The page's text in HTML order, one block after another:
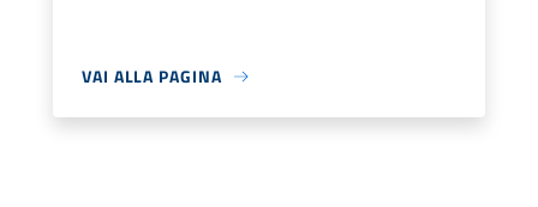
VAI ALLA PAGINA